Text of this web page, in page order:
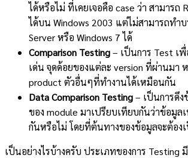
ได้หรือไม่ ที่เคยเจอคือ case ว่า สามารถ
ได้บน Windows 2003 แต่ไม่สามารถทำ
Server หรือ Windows 7 ได้
Comparison Testing– เป็นการ Test เ
เด่น จุดด้อยของแต่ละ version ที่ผ่านมา
product ตัวอื่นๆที่ทำงานได้เหมือนกัน
Data Comparison Testing– เป็นการดึ
ของ module มาเปรียบเทียบกันว่าข้อมูล
กันหรือไม่ โดยที่ต้นทางของข้อมูลจะต้อง
เป็นอย่างไรบ้างครับ ประเภทของการ Testing